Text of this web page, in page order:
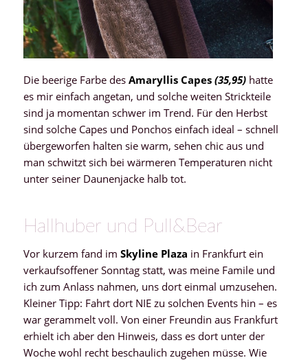
Die beerige Farbe des Amaryllis Capes (35,95)hatte
es mir einfach angetan, und solche weiten Strickteile
sind ja momentan schwer im Trend. Für den Herbst
sind solche Capes und Ponchos einfach ideal – schnell
übergeworfen halten sie warm, sehen chic aus und
man schwitzt sich bei wärmeren Temperaturen nicht
unter seiner Daunenjacke halb tot.
Hallhuber und Pull&Bear
Vor kurzem fand im Skyline Plaza in Frankfurt ein
verkaufsoffener Sonntag statt, was meine Famile und
ich zum Anlass nahmen, uns dort einmal umzusehen.
Kleiner Tipp: Fahrt dort NIE zu solchen Events hin – es
war gerammelt voll. Von einer Freundin aus Frankfurt
erhielt ich aber den Hinweis, dass es dort unter der
Woche wohl recht beschaulich zugehen müsse. Wie